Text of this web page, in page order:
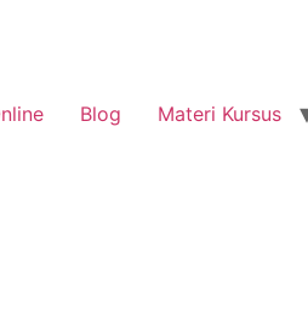
Blog Materi Kursus